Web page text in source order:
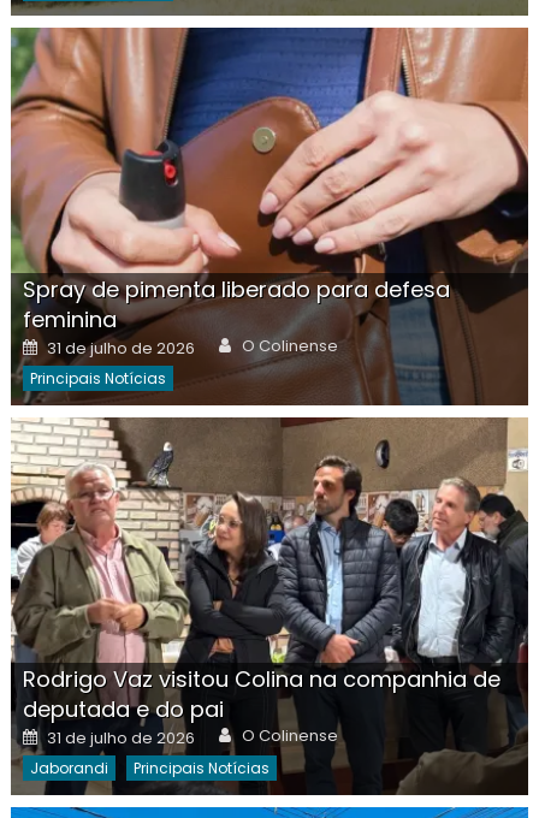
Spray de pimenta liberado para defesa
feminina
Posted
on
31 de julho de 2026 Author
O Colinense
Principais Notícias
Rodrigo Vaz visitou Colina na companhia de
deputada e do pai
Posted
on
31 de julho de 2026 Author
O Colinense
Jaborandi Principais Notícias